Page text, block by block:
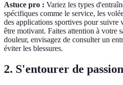
Astuce pro : Variez les types
spécifiques comme le service, les
des applications sportives pour suivre
être motivant. Faites attention à votre
douleur, envisagez de consulter un
éviter les blessures.
2. S'entourer de